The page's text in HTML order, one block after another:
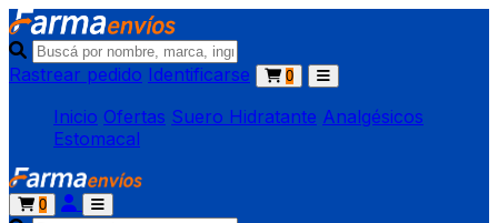
Rastrear pedido Identificarse 0
Inicio Ofertas Suero Hidratante Analgésicos
Estomacal
0